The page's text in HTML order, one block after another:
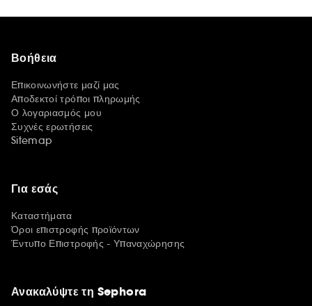
Βοήθεια
Επικοινωνήστε μαζί μας
Αποδεκτοί τρόποι πληρωμής
Ο λογαριασμός μου
Συχνές ερωτήσεις
Sitemap
Για εσάς
Καταστήματα
Όροι επιστροφής προϊόντων
Έντυπο Επιστροφής - Υπαναχώρησης
Ανακαλύψτε τη Sephora